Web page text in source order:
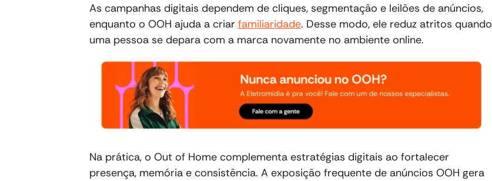
As campanhas digitais dependem de cliques, segmentação e leilões de anúncios,
enquanto o OOH ajuda a criar familiaridade. Desse modo, ele reduz atritos quando
uma pessoa se depara com a marca novamente no ambiente online.
Na prática, o Out of Home complementa estratégias digitais ao fortalecer
presença, memória e consistência. A exposição frequente de anúncios OOH gera